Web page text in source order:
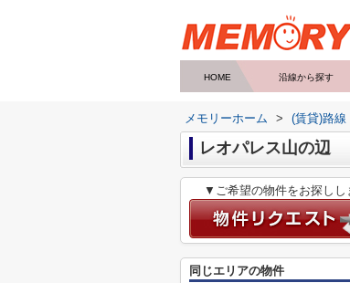
HOME 沿線から探す
メモリーホーム > (賃貸)路線
レオパレス山の辺
▼ご希望の物件をお探しし
同じエリアの物件